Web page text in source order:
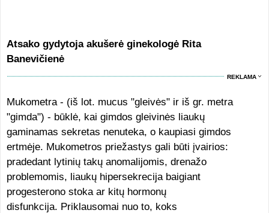
Atsako gydytoja akušerė ginekologė Rita
Banevičienė
REKLAMA
Mukometra - (iš lot. mucus "gleivės" ir iš gr. metra
"gimda") - būklė, kai gimdos gleivinės liaukų
gaminamas sekretas nenuteka, o kaupiasi gimdos
ertmėje. Mukometros priežastys gali būti įvairios:
pradedant lytinių takų anomalijomis, drenažo
problemomis, liaukų hipersekrecija baigiant
progesterono stoka ar kitų hormonų
disfunkcija. Priklausomai nuo to, koks